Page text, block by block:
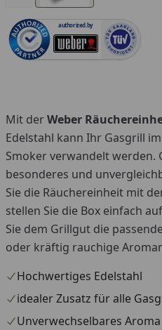
authorized.by
Mit derWeber
Edelstahl kann Ihr Gasgrill
Smoker verwandelt werden.
besonderes und
Sie die Räuchereinheit mit
stellen Sie die Box einfach
Sie dem Grillgut die
oder kräftig rauchige
Hochwertiges Edelstahl
idealer Zusatz für alle
Unverwechselbares Aroma